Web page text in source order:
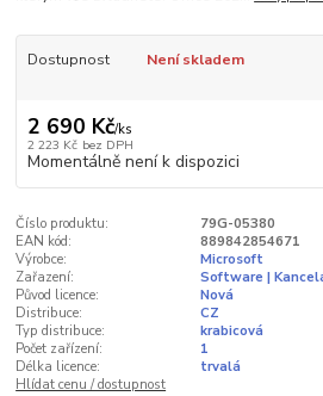
Dostupnost Není skladem
2 690 Kč/ks
2 223 Kč bez DPH
Momentálně není k dispozici
Číslo produktu:
79G-05380
EAN kód:
889842854671
Výrobce:
Microsoft
Zařazení:
Software |
Původ licence:
Nová
Distribuce:
CZ
Typ distribuce:
krabicová
Počet zařízení:
1
Délka licence:
trvalá
Hlídat cenu / dostupnost